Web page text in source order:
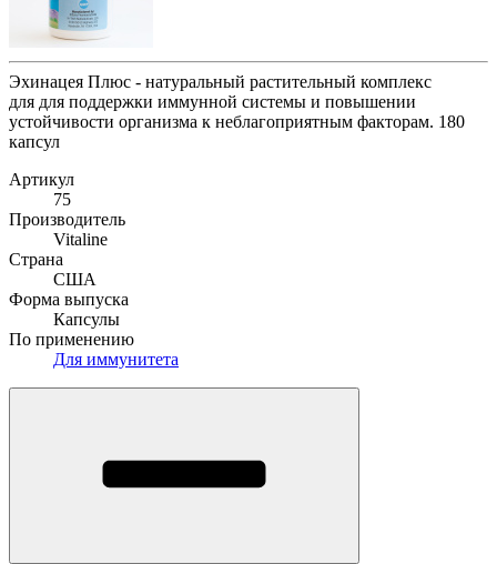
Эхинацея Плюс - натуральный растительный комплекс
для для поддержки иммунной системы и повышении
устойчивости организма к неблагоприятным факторам. 180
капсул
Артикул
75
Производитель
Vitaline
Страна
США
Форма выпуска
Капсулы
По применению
Для иммунитета